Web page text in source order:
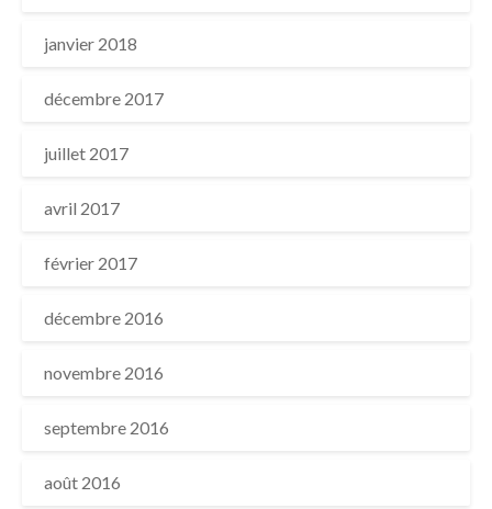
janvier 2018
décembre 2017
juillet 2017
avril 2017
février 2017
décembre 2016
novembre 2016
septembre 2016
août 2016